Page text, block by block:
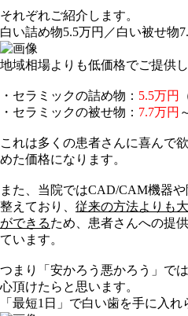
それぞれご紹介します。
白い詰め物5.5万円／白い被せ物
地域相場よりも低価格でご提供し
・セラミックの詰め物： 5.5万円
・セラミックの被せ物： 7.7万円
これは多くの患者さんに喜んで
めた価格になります。
また、当院ではCAD/CAM機器や
整えており、 従来の方法よりも
ができるため、患者さんへの提
ています。
つまり「 安かろう悪かろう 」で
心頂けたらと思います。
「最短1日」で白い歯を手に入れ